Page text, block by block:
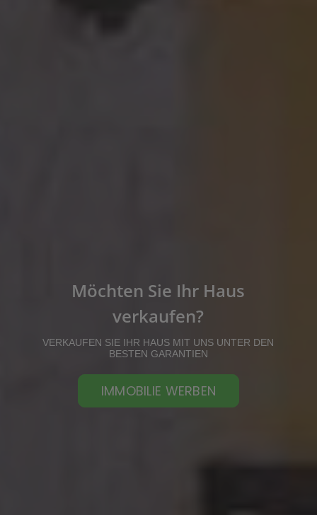
Möchten Sie Ihr Haus
verkaufen?
VERKAUFEN SIE IHR HAUS MIT UNS UNTER DEN
BESTEN GARANTIEN
IMMOBILIE WERBEN